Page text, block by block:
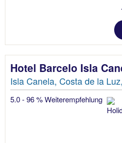
Hotel Barcelo Isla
Isla Canela, Costa de la
5.0 - 96 % Weiterempfehlung